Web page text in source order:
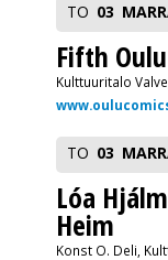
TO 03
Fifth
Kulttuuritalo
TO 03
Lóa
Heim
Konst O. Deli,